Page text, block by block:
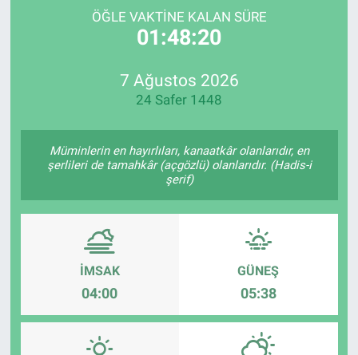
ÖĞLE VAKTINE KALAN SÜRE
01:48:20
7 Ağustos 2026
24 Safer 1448
Müminlerin en hayırlıları, kanaatkâr olanlarıdır, en
şerlileri de tamahkâr (açgözlü) olanlarıdır. (Hadis-i
şerif)
İMSAK
04:00
GÜNEŞ
05:38
HaberOrtak
Enerjisini Üreten Fabrikalar
Endüstri 4.0 Uygulamaları
Ağır Sanayi Çözümleri